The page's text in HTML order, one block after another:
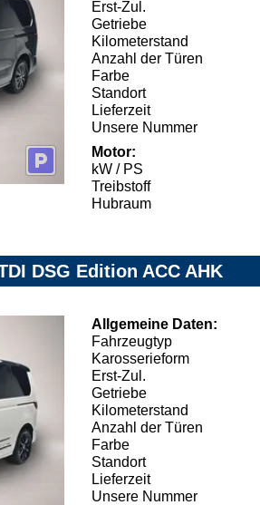
Erst-Zul.
Getriebe
Kilometerstand
Anzahl der Türen
Farbe
Standort
Lieferzeit
Unsere Nummer
Motor:
kW / PS
Treibstoff
Hubraum
DSG Edition ACC AHK
Allgemeine Daten:
Fahrzeugtyp
Karosserieform
Erst-Zul.
Getriebe
Kilometerstand
Anzahl der Türen
Farbe
Standort
Lieferzeit
Unsere Nummer